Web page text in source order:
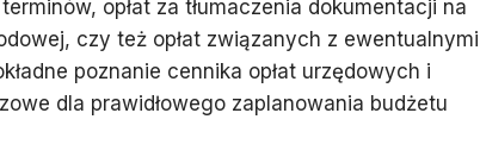
opłat za tłumaczenia dokumentacji na
czy też opłat związanych z ewentualnymi
poznanie cennika opłat urzędowych i
dla prawidłowego zaplanowania budżetu